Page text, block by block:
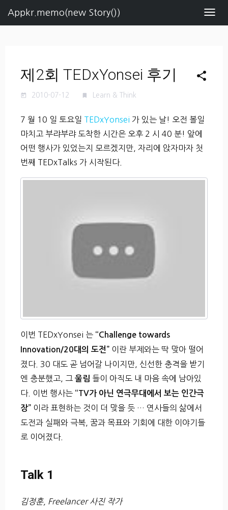
Appkr.memo(new Story())
제2회 TEDxYonsei 후기 share
today 2010-07-12 Learn & Think
7 월 10 일 토요일 TEDxYonsei 가 있는 날! 오전 볼일
마치고 부랴부랴 도착한 시간은 오후 2 시 40 분! 앞에
어떤 행사가 있었는지 모르겠지만, 자리에 앉자마자 첫
번째 TEDxTalks 가 시작된다.
이번 TEDxYonsei 는 “Challenge towards
Innovation/20대의 도전” 이란 부제와는 딱 맞아 떨어
졌다. 30 대도 곧 넘어갈 나이지만, 신선한 충격을 받기
엔 충분했고, 그 울림 들이 아직도 내 마음 속에 남아있
다. 이번 행사는 “TV가 아닌 연극무대에서 보는 인간극
장” 이라 표현하는 것이 더 맞을 듯 … 연사들의 삶에서
도전과 실패와 극복, 꿈과 목표와 기회에 대한 이야기들
로 이어졌다.
Talk 1
김정훈, Freelancer 사진 작가